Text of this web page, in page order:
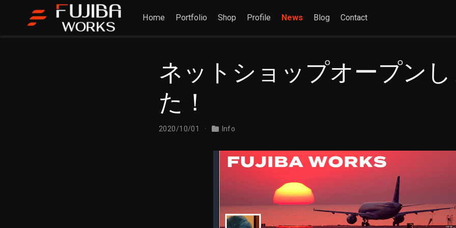
Home Portfolio Shop Profile News Blog Contact
ネットショップオープン
た！
2020/10/01 Info